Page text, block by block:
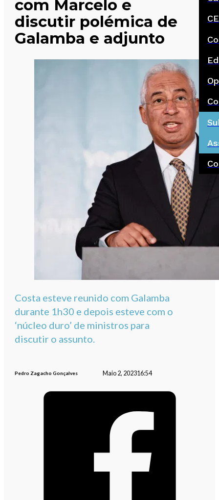
com Marcelo e
discutir polémica de
Galamba e adjunto
Costa esteve reunido com Galamba
durante 1h30 e depois esteve com o
‘núcleo duro’ de ministros para
discutir o assunto.
Pedro Zagacho Gonçalves Maio 2, 202316:54